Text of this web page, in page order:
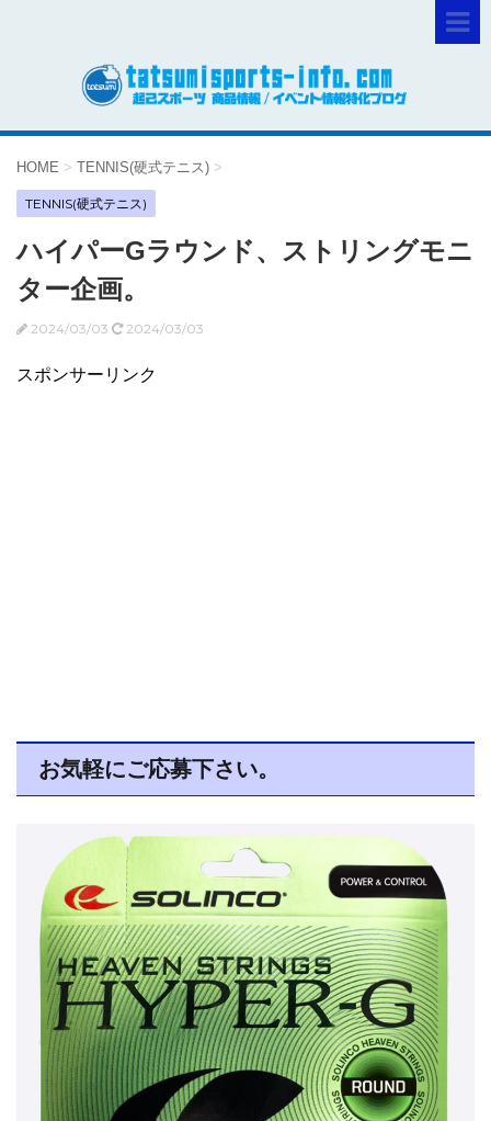
HOME > TENNIS(硬式テニス) >
TENNIS(硬式テニス)
ハイパーGラウンド、ストリングモニ
ター企画。
2024/03/03 2024/03/03
スポンサーリンク
お気軽にご応募下さい。